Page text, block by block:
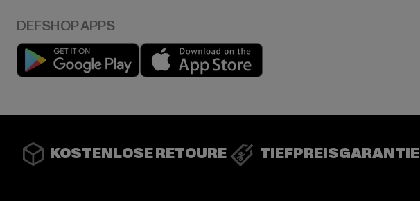
Play market
KOSTENLOSE RETOURE TIEFPREISGARANTIE